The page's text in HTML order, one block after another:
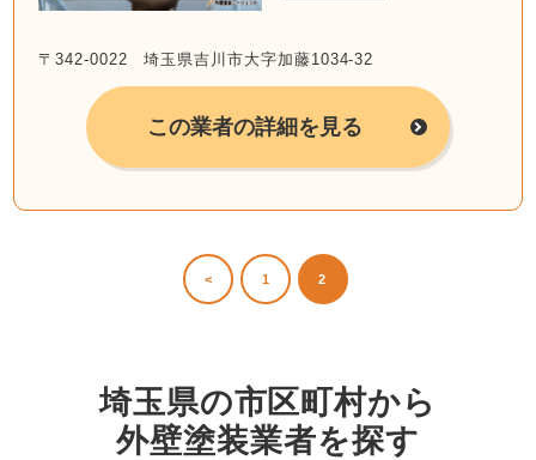
〒342-0022 埼玉県吉川市大字加藤1034-32
この業者の詳細を見る
< 1 2
埼玉県の市区町村から
外壁塗装業者を探す